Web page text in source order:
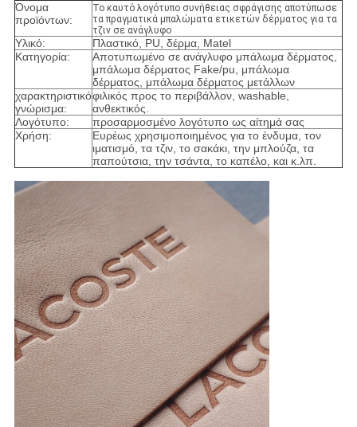
Όνομα
προϊόντων:
Το καυτό λογότυπο συνήθειας σφράγισης αποτύπωσε
τα πραγματικά μπαλώματα ετικετών δέρματος για τα
τζιν σε ανάγλυφο
Υλικό:
Πλαστικό, PU, δέρμα, Matel
Κατηγορία:
Αποτυπωμένο σε ανάγλυφο μπάλωμα δέρματος,
μπάλωμα δέρματος Fake/pu, μπάλωμα
δέρματος, μπάλωμα δέρματος μετάλλων
χαρακτηριστικό
γνώρισμα:
φιλικός προς το περιβάλλον, washable,
ανθεκτικός.
Λογότυπο:
προσαρμοσμένο λογότυπο ως αίτημά σας
Χρήση:
Ευρέως χρησιμοποιημένος για το ένδυμα, τον
ιματισμό, τα τζιν, το σακάκι, την μπλούζα, τα
παπούτσια, την τσάντα, το καπέλο, και κ.λπ.